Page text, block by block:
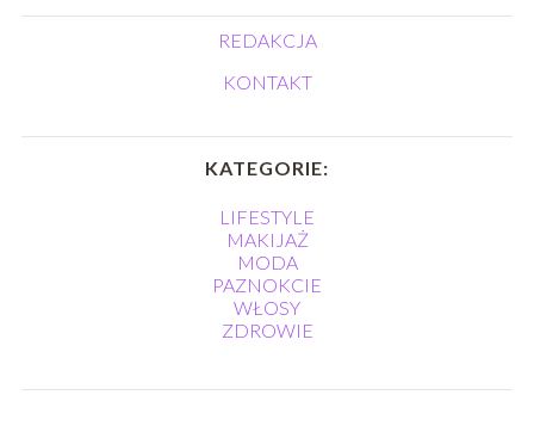
REDAKCJA
KONTAKT
KATEGORIE:
LIFESTYLE
MAKIJAŻ
MODA
PAZNOKCIE
WŁOSY
ZDROWIE